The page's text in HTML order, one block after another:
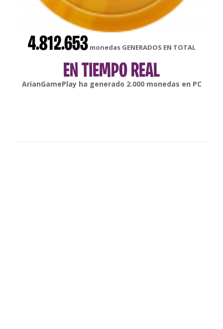
4.812.653 monedas GENERADOS EN TOTAL
EN TIEMPO REAL
gonsabellaha generado6.000monedas enAndroid